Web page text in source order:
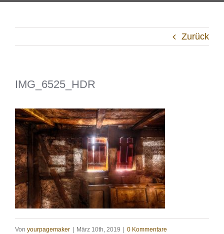
Zurück
IMG_6525_HDR
Von yourpagemaker März 10th, 2019 0 Kommentare